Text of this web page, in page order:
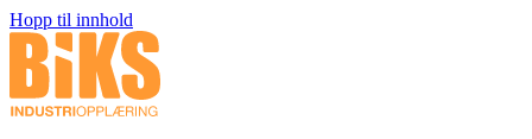
Hopp til innhold